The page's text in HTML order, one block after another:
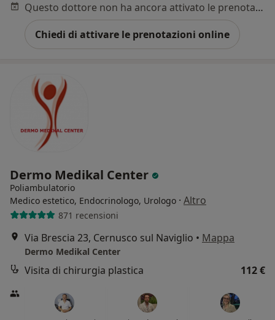
Questo dottore non ha ancora attivato le prenotazioni online presso questo indirizzo.
Chiedi di attivare le prenotazioni online
Dermo Medikal Center
Poliambulatorio
Medico estetico, Endocrinologo, Urologo · Altro
871 recensioni
Via Brescia 23, Cernusco sul Naviglio • Mappa
Dermo Medikal Center
Visita di chirurgia plastica 112 €